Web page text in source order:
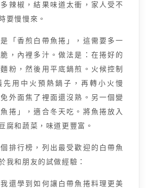
辣椒，結果味道太衝，家人受不
要慢慢來。
「香煎白帶魚捲」，這需要多一
，內裡多汁。做法是：在捲好的
粉，然後用平底鍋煎。火候控制
先用中火預熱鍋子，再轉小火慢
外面焦了裡面還沒熟。另一個變
捲」，適合冬天吃。將魚捲放入
腐和蔬菜，味道更豐富。
排行榜，列出最受歡迎的白帶魚
我和朋友的試做經驗：
還學到如何讓白帶魚捲料理更美